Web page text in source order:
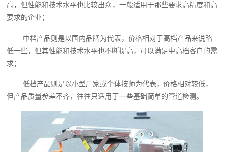
高，但性能和技术水平也比较出众，一般适用于那些要求高精度和高
要求的企业；
中档产品则是以国内品牌为代表，价格相对于高档产品来说略
低一些，但其性能和技术水平也不断提高，可以满足中高档客户的需
求；
低档产品则是以小型厂家或个体技师为代表，价格相对较低，
但产品质量参差不齐，往往只适用于一些基础简单的管道检测。